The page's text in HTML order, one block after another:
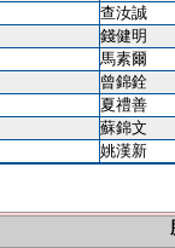
查汝誠
錢健明
馬素爾
曾錦銓
夏禮善
蘇錦文
姚漢新